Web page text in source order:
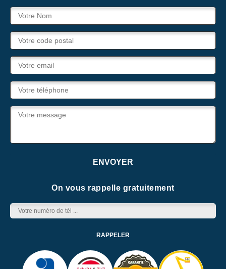
On vous rappelle gratuitement